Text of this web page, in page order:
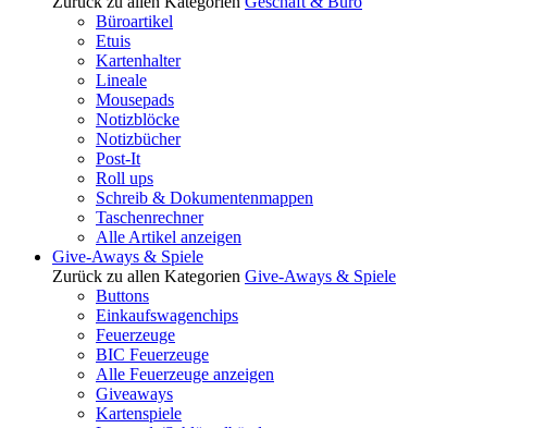
Büroartikel
Etuis
Kartenhalter
Lineale
Mousepads
Notizblöcke
Notizbücher
Post-It
Roll ups
Schreib & Dokumentenmappen
Taschenrechner
Alle Artikel anzeigen
Give-Aways & Spiele
Zurück zu allen Kategorien Give-Aways & Spiele
Buttons
Einkaufswagenchips
Feuerzeuge
BIC Feuerzeuge
Alle Feuerzeuge anzeigen
Giveaways
Kartenspiele